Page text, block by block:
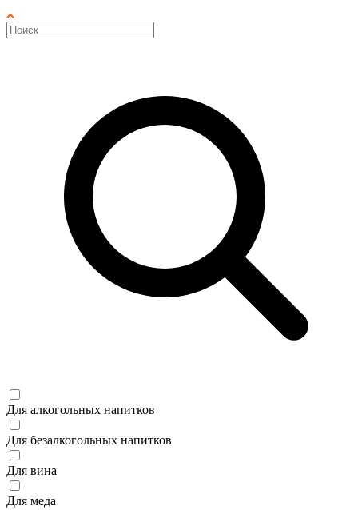
Для алкогольных напитков
Для безалкогольных напитков
Для вина
Для меда